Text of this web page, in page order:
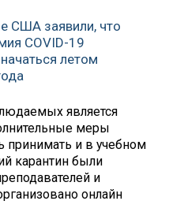
США заявили, что
COVID-19
летом
является
меры
принимать и в учебном
карантин были
и
онлайн